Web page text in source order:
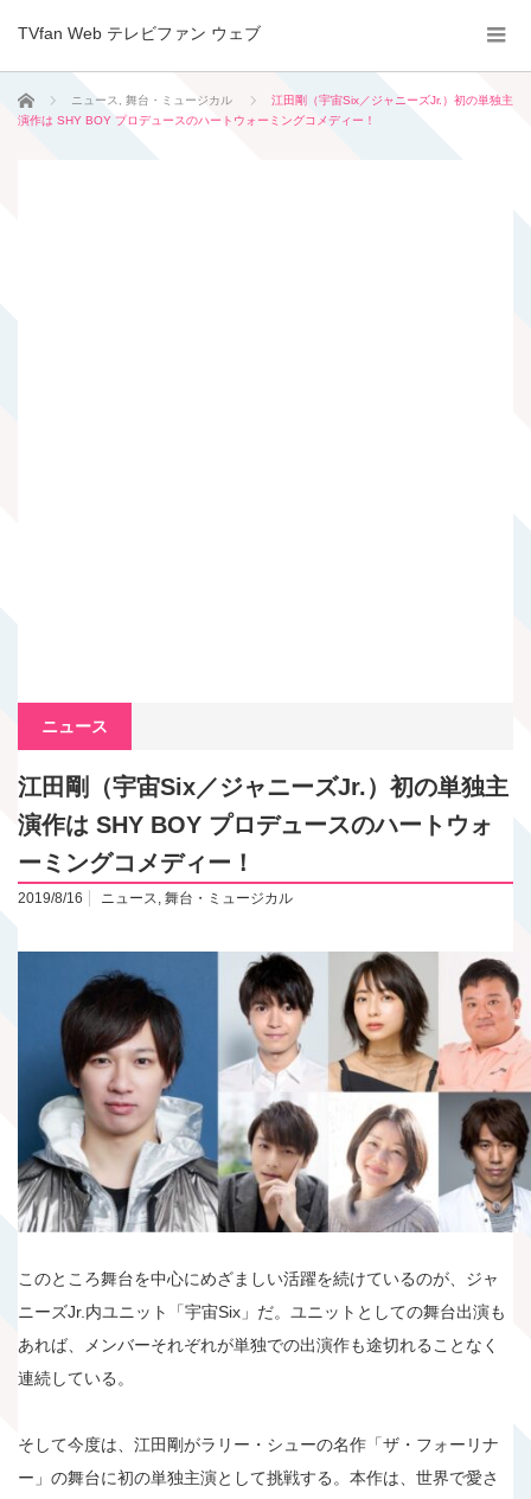
TVfan Web テレビファン ウェブ
ホーム ニュース 舞台・ミュージカル
江田剛（宇宙Six／ジャニーズJr.）初の単独主
演作は SHY BOY プロデュースのハートウォーミングコメディー！
ニュース
江田剛（宇宙Six／ジャニーズJr.）初の単独主
演作は SHY BOY プロデュースのハートウォ
ーミングコメディー！
2019/8/16 ニュース, 舞台・ミュージカル
このところ舞台を中心にめざましい活躍を続けているのが、ジャ
ニーズJr.内ユニット「宇宙Six」だ。ユニットとしての舞台出演も
あれば、メンバーそれぞれが単独での出演作も途切れることなく
連続している。
そして今度は、江田剛がラリー・シューの名作「ザ・フォーリナ
ー」の舞台に初の単独主演として挑戦する。本作は、世界で愛さ